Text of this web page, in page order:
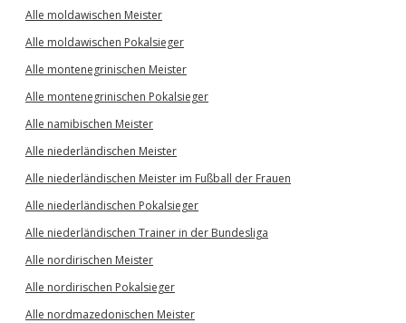
Alle moldawischen Meister
Alle moldawischen Pokalsieger
Alle montenegrinischen Meister
Alle montenegrinischen Pokalsieger
Alle namibischen Meister
Alle niederländischen Meister
Alle niederländischen Meister im Fußball der Frauen
Alle niederländischen Pokalsieger
Alle niederländischen Trainer in der Bundesliga
Alle nordirischen Meister
Alle nordirischen Pokalsieger
Alle nordmazedonischen Meister